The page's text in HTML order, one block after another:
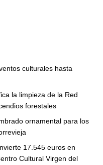
culturales hasta
la limpieza de la Red
forestales
ornamental para los
17.545 euros en
Cultural Virgen del